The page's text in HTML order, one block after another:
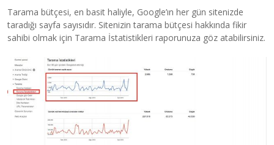
Tarama bütçesi, en basit haliyle, Google’ın her gün sitenizde
taradığı sayfa sayısıdır. Sitenizin tarama bütçesi hakkında fikir
sahibi olmak için Tarama İstatistikleri raporunuza göz atabilirsiniz.